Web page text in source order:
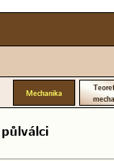
Mechanika